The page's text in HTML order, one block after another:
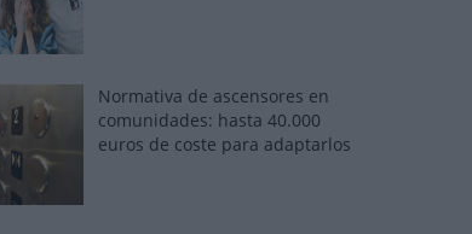
Normativa de ascensores en
comunidades: hasta 40.000
euros de coste para adaptarlos